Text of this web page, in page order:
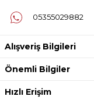
05355029882
Alışveriş Bilgileri
Önemli Bilgiler
Hızlı Erişim